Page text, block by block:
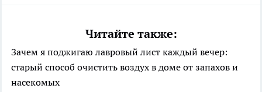
Читайте также:
Зачем я поджигаю лавровый лист каждый вечер:
старый способ очистить воздух в доме от запахов и
насекомых